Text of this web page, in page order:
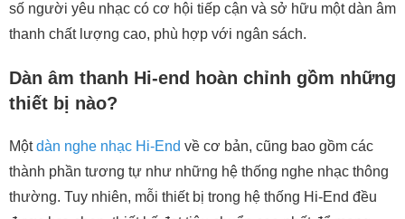
số người yêu nhạc có cơ hội tiếp cận và sở hữu một dàn âm
thanh chất lượng cao, phù hợp với ngân sách.
Dàn âm thanh Hi-end hoàn chỉnh gồm những
thiết bị nào?
Mộtdàn nghe nhạc Hi-End về cơ bản, cũng bao gồm các
thành phần tương tự như những hệ thống nghe nhạc thông
thường. Tuy nhiên, mỗi thiết bị trong hệ thống Hi-End đều